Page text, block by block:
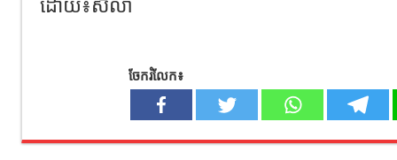
ដោយ៖សិលា
ចែករំលែក៖